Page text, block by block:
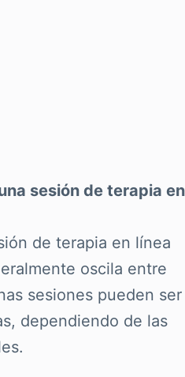
sesión de terapia en
de terapia en línea
oscila entre
sesiones pueden ser
dependiendo de las